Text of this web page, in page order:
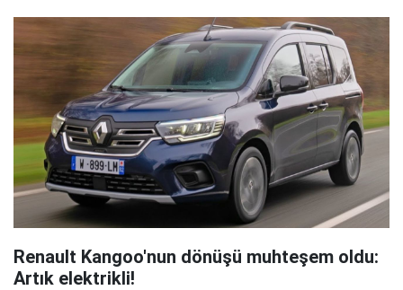
Renault Kangoo'nun dönüşü muhteşem oldu:
Artık elektrikli!